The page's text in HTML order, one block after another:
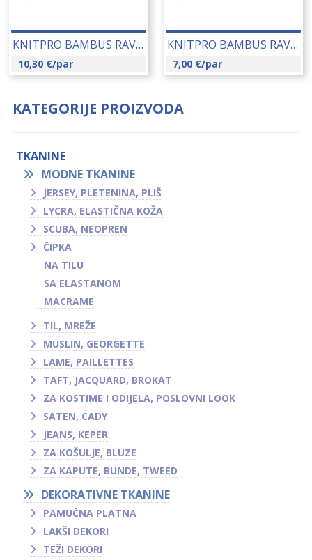
KNITPRO BAMBUS RAVNE IGLE 9.00 MM (22365) 14190
10,30 €/par
KNITPRO BAMBUS RAVNE IGLE 3.50 MM (22356) 14181
7,00 €/par
KATEGORIJE PROIZVODA
TKANINE
MODNE TKANINE
JERSEY, PLETENINA, PLIŠ
LYCRA, ELASTIČNA KOŽA
SCUBA, NEOPREN
ČIPKA
NA TILU
SA ELASTANOM
MACRAME
TIL, MREŽE
MUSLIN, GEORGETTE
LAME, PAILLETTES
TAFT, JACQUARD, BROKAT
ZA KOSTIME I ODIJELA, POSLOVNI LOOK
SATEN, CADY
JEANS, KEPER
ZA KOŠULJE, BLUZE
ZA KAPUTE, BUNDE, TWEED
DEKORATIVNE TKANINE
PAMUČNA PLATNA
LAKŠI DEKORI
TEŽI DEKORI